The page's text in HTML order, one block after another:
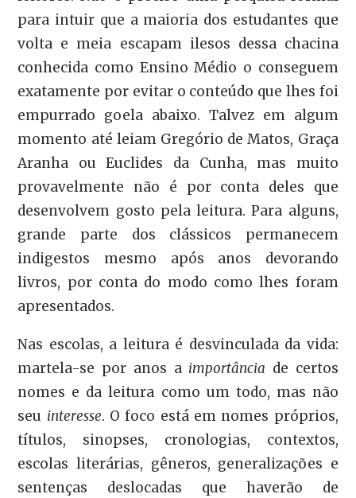
para intuir que a maioria dos estudantes que
volta e meia escapam ilesos dessa chacina
conhecida como Ensino Médio o conseguem
exatamente por evitar o conteúdo que lhes foi
empurrado goela abaixo. Talvez em algum
momento até leiam Gregório de Matos, Graça
Aranha ou Euclides da Cunha, mas muito
provavelmente não é por conta deles que
desenvolvem gosto pela leitura. Para alguns,
grande parte dos clássicos permanecem
indigestos mesmo após anos devorando
livros, por conta do modo como lhes foram
apresentados.
Nas escolas, a leitura é desvinculada da vida:
martela-se por anos a importância de certos
nomes e da leitura como um todo, mas não
seu interesse. O foco está em nomes próprios,
títulos, sinopses, cronologias, contextos,
escolas literárias, gêneros, generalizações e
sentenças deslocadas que haverão de